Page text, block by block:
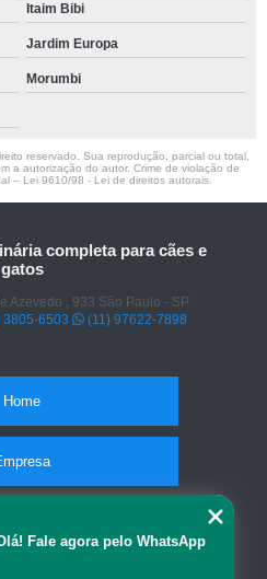
Itaim Bibi
Jardim Europa
Morumbi
reservado. Sua reprodução, parcial ou total,
a autorização do autor. Crime de violação de
– Lei 9610/98 - Lei de direitos autorais
completa para cães e
gatos
Azevedo , 933 São Paulo - SP
6503 (11) 97622-7898
Home
Fale agora pelo WhatsApp